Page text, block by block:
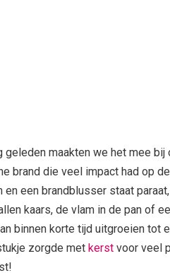
geleden maakten we het mee bij
brand die veel impact had op
een brandblusser staat
kaars, de vlam in de pan of
binnen korte tijd uitgroeien tot
zorgde met kerst voor veel